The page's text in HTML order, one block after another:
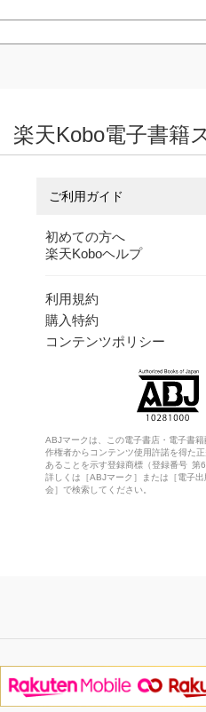
楽天Kobo電子書籍
ご利用ガイド
初めての方へ
楽天Koboヘルプ
利用規約
購入特約
コンテンツポリシー
ABJマークは、この電子書店・電子書
作権者からコンテンツ使用許諾を得た
あることを示す登録商標（登録番号 第
詳しくは［ABJマーク］または［電子
会］で検索してください。